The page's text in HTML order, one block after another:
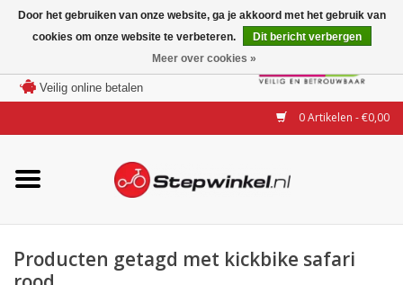
Veilig online betalen
0 Artikelen - €0,00
Merken
Modellen
Accessoires
Producten getagd met kickbike safari
Door het gebruiken van onze website, ga je akkoord met het gebruik van
cookies om onze website te verbeteren.
Dit bericht verbergen
Meer over cookies »